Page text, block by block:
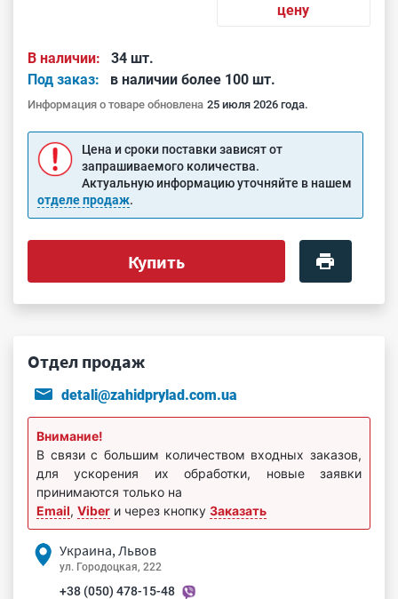
цену
В наличии:
34 шт.
Под заказ:
в наличии более 100 шт.
Информация о товаре обновлена 25 июля 2026 года.
Цена и сроки поставки зависят от
запрашиваемого количества.
Актуальную информацию уточняйте в нашем
отделе продаж.
Купить
Отдел продаж
detali@zahidprylad.com.ua
Внимание!
В связи с большим количеством входных заказов,
для ускорения их обработки, новые заявки
принимаются только на
Email, Viber и через кнопку Заказать
Украина, Львов
ул. Городоцкая, 222
+38 (050) 478-15-48